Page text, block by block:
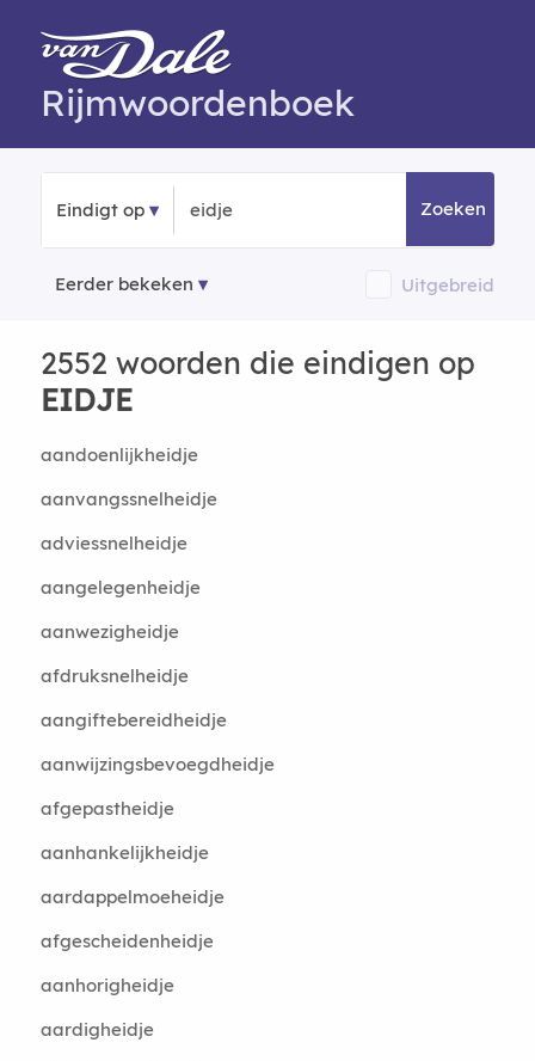
Rijmwoordenboek
Eindigt op Zoeken
Eerder bekeken Uitgebreid
2552 woorden die eindigen op
EIDJE
aandoenlijkheidje
aanvangssnelheidje
adviessnelheidje
aangelegenheidje
aanwezigheidje
afdruksnelheidje
aangiftebereidheidje
aanwijzingsbevoegdheidje
afgepastheidje
aanhankelijkheidje
aardappelmoeheidje
afgescheidenheidje
aanhorigheidje
aardigheidje